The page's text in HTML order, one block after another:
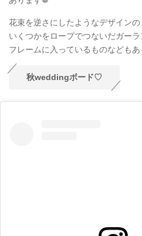
花束を逆さにしたようなデザインの
いくつかをロープでつないだガー
フレームに入っているものなども
秋weddingボード♡